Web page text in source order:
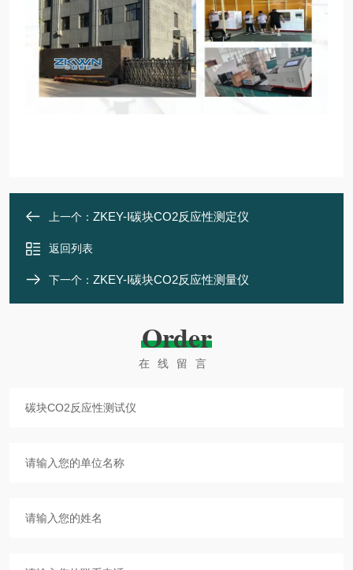
上一个： ZKEY-I碳块CO2反应性测定仪
返回列表
下一个： ZKEY-I碳块CO2反应性测量仪
Order
在线留言